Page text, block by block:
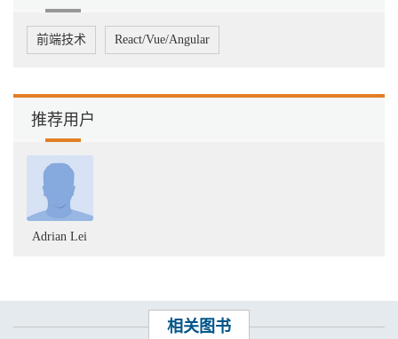
4.4.4 创建客户消费TreeViz图 / 97
4.5 销售业绩分析 / 98
4.5.3 理解隐性上下文转换 / 103
4.5.4 创建销售人员排名表 / 105
4.5.5 创建销售利润贡献率瀑布图 / 106
4.5.6 创建排名彩虹图 / 107
4.5.7 创建KPI仪表板 / 107
4.6 ABC分析 / 108
4.6.1 用EARLIER函数创建ABC分类 / 109
4.6.2 创建ABC分类矩阵图 / 111
4.6.6 创建ABC分类产品数 / 114
前端技术 React/Vue/Angular
推荐用户
Adrian Lei
相关图书